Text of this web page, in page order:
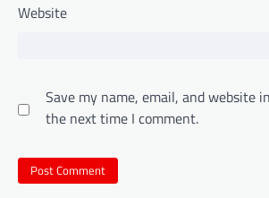
Website
Save my name, email, and website
the next time I comment.